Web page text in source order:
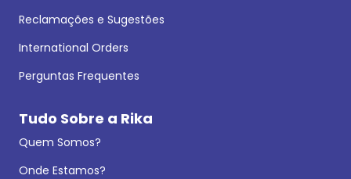
Reclamações e Sugestões
International Orders
Perguntas Frequentes
Tudo Sobre a Rika
Quem Somos?
Onde Estamos?